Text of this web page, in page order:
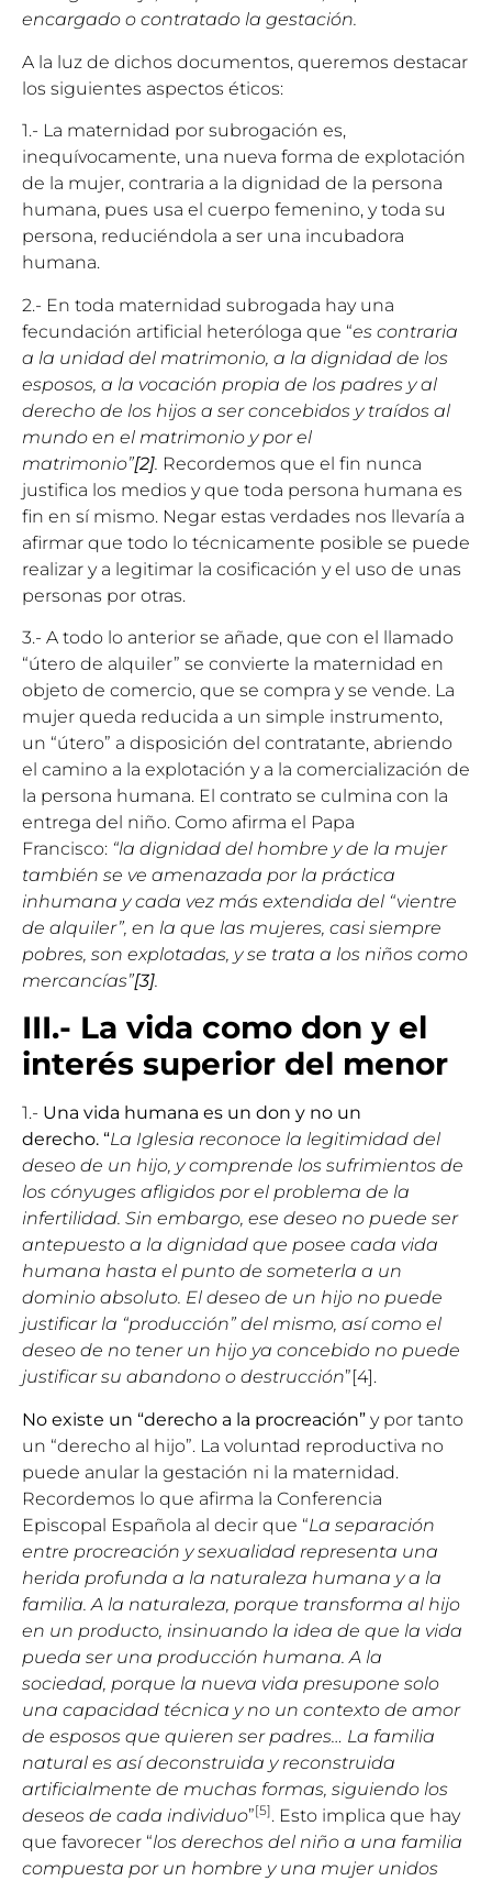
encargado o contratado la gestación.
A la luz de dichos documentos, queremos destacar
los siguientes aspectos éticos:
1.- La maternidad por subrogación es,
inequívocamente, una nueva forma de explotación
de la mujer, contraria a la dignidad de la persona
humana, pues usa el cuerpo femenino, y toda su
persona, reduciéndola a ser una incubadora
humana.
2.- En toda maternidad subrogada hay una
fecundación artificial heteróloga que “es contraria
a la unidad del matrimonio, a la dignidad de los
esposos, a la vocación propia de los padres y al
derecho de los hijos a ser concebidos y traídos al
mundo en el matrimonio y por el
matrimonio”[2]. Recordemos que el fin nunca
justifica los medios y que toda persona humana es
fin en sí mismo. Negar estas verdades nos llevaría a
afirmar que todo lo técnicamente posible se puede
realizar y a legitimar la cosificación y el uso de unas
personas por otras.
3.- A todo lo anterior se añade, que con el llamado
“útero de alquiler” se convierte la maternidad en
objeto de comercio, que se compra y se vende. La
mujer queda reducida a un simple instrumento,
un “útero” a disposición del contratante, abriendo
el camino a la explotación y a la comercialización de
la persona humana. El contrato se culmina con la
entrega del niño. Como afirma el Papa
Francisco: “la dignidad del hombre y de la mujer
también se ve amenazada por la práctica
inhumana y cada vez más extendida del “vientre
de alquiler”, en la que las mujeres, casi siempre
pobres, son explotadas, y se trata a los niños como
mercancías”[3].
III.- La vida como don y el
interés superior del menor
1.- Una vida humana es un don y no un
derecho. “La Iglesia reconoce la legitimidad del
deseo de un hijo, y comprende los sufrimientos de
los cónyuges afligidos por el problema de la
infertilidad. Sin embargo, ese deseo no puede ser
antepuesto a la dignidad que posee cada vida
humana hasta el punto de someterla a un
dominio absoluto. El deseo de un hijo no puede
justificar la “producción” del mismo, así como el
deseo de no tener un hijo ya concebido no puede
justificar su abandono o destrucción”[4].
No existe un “derecho a la procreación” y por tanto
un “derecho al hijo”. La voluntad reproductiva no
puede anular la gestación ni la maternidad.
Recordemos lo que afirma la Conferencia
Episcopal Española al decir que “La separación
entre procreación y sexualidad representa una
herida profunda a la naturaleza humana y a la
familia. A la naturaleza, porque transforma al hijo
en un producto, insinuando la idea de que la vida
pueda ser una producción humana. A la
sociedad, porque la nueva vida presupone solo
una capacidad técnica y no un contexto de amor
de esposos que quieren ser padres… La familia
natural es así deconstruida y reconstruida
artificialmente de muchas formas, siguiendo los
deseos de cada individuo”[5]. Esto implica que hay
que favorecer “los derechos del niño a una familia
compuesta por un hombre y una mujer unidos